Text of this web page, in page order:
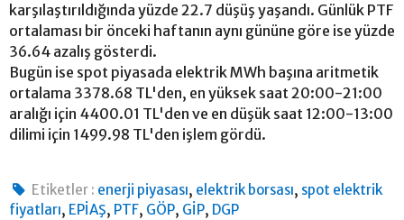
karşılaştırıldığında yüzde 22.7 düşüş yaşandı. Günlük PTF
ortalaması bir önceki haftanın aynı gününe göre ise yüzde
36.64 azalış gösterdi.
Bugün ise spot piyasada elektrik MWh başına aritmetik
ortalama 3378.68 TL'den, en yüksek saat 20:00-21:00
aralığı için 4400.01 TL'den ve en düşük saat 12:00-13:00
dilimi için 1499.98 TL'den işlem gördü.
Etiketler : enerji piyasası, elektrik borsası, spot elektrik
fiyatları, EPİAŞ, PTF, GÖP, GİP, DGP